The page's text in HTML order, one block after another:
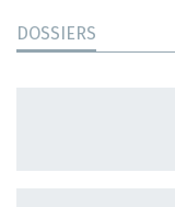
DOSSIERS